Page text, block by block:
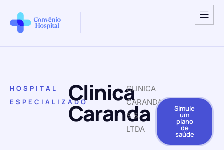
HOSPITAL
ESPECIALIZADOClinica
Caranda
CLINICA
CARANDA
S S
LTDA
Simule
um
plano
de
saúde